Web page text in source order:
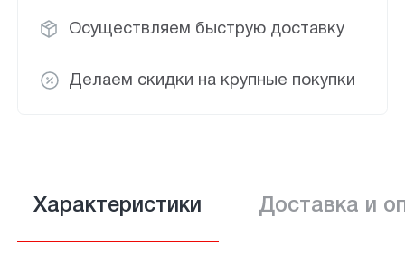
Осуществляем быструю доставку
Делаем скидки на крупные покупки
Характеристики Доставка и